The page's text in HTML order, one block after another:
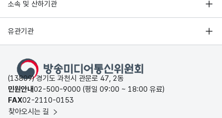
소속 및 산하기관
유관기관
(13809) 경기도 과천시 관문로 47, 2동
민원안내02-500-9000 (평일 09:00 ~ 18:00 유료)
FAX02-2110-0153
찾아오시는 길